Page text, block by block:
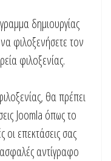
δημιουργίας
φιλοξενήσετε τον
φιλοξενίας.
θα πρέπει
Joomla όπως το
οι επεκτάσεις σας
αντίγραφο